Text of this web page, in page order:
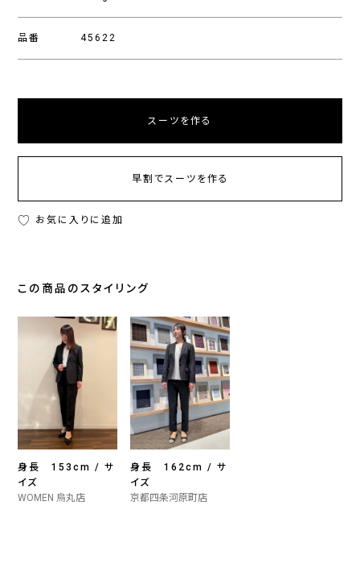
品番 45622
スーツを作る
早割でスーツを作る
お気に入りに追加
この商品のスタイリング
身長 153cm / サ
イズ
WOMEN 烏丸店
身長 162cm / サ
イズ
京都四条河原町店